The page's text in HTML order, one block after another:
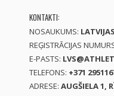
KONTAKTI:
NOSAUKUMS:
REĢISTRĀCIJAS
E-PASTS:
TELEFONS: +371
ADRESE: AUGŠIELA 1,